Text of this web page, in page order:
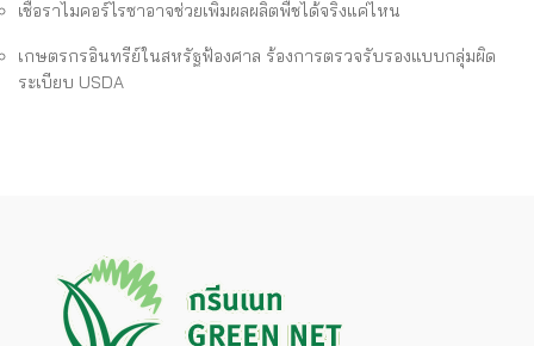
เชื้อราไมคอร์ไรซาอาจช่วยเพิ่มผลผลิตพืชได้จริงแค่ไหน
เกษตรกรอินทรีย์ในสหรัฐฟ้องศาล ร้องการตรวจรับรองแบบกลุ่มผิด
ระเบียบ USDA